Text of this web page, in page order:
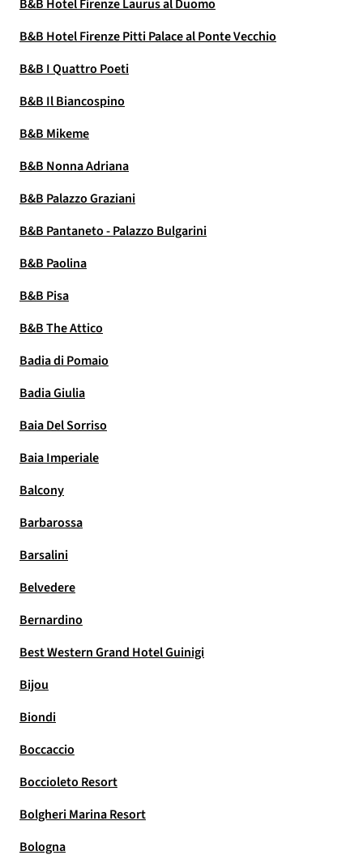
B&B Hotel Firenze Laurus al Duomo
B&B Hotel Firenze Pitti Palace al Ponte Vecchio
B&B I Quattro Poeti
B&B Il Biancospino
B&B Mikeme
B&B Nonna Adriana
B&B Palazzo Graziani
B&B Pantaneto - Palazzo Bulgarini
B&B Paolina
B&B Pisa
B&B The Attico
Badia di Pomaio
Badia Giulia
Baia Del Sorriso
Baia Imperiale
Balcony
Barbarossa
Barsalini
Belvedere
Bernardino
Best Western Grand Hotel Guinigi
Bijou
Biondi
Boccaccio
Boccioleto Resort
Bolgheri Marina Resort
Bologna